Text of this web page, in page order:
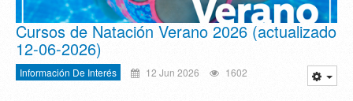
Cursos de Natación Verano 2026 (actualizado
12-06-2026)
Información De Interés 12 Jun 2026 1602